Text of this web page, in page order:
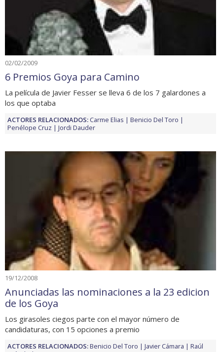
02/02/2009
6 Premios Goya para Camino
La película de Javier Fesser se lleva 6 de los 7 galardones a
los que optaba
ACTORES RELACIONADOS:Carme Elias
Benicio Del Toro
Penélope Cruz
Jordi Dauder
19/12/2008
Anunciadas las nominaciones a la 23 edicion
de los Goya
Los girasoles ciegos parte con el mayor número de
candidaturas, con 15 opciones a premio
ACTORES RELACIONADOS:Benicio Del Toro Javier Cámara
Raúl